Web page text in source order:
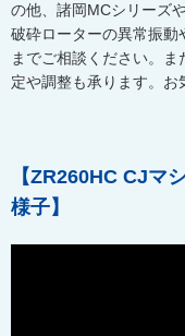
の他、諸岡MCシリーズ
破砕ローターの異常振
までご相談ください。
定や調整も承ります。お
【ZR260HC CJマ
様子】